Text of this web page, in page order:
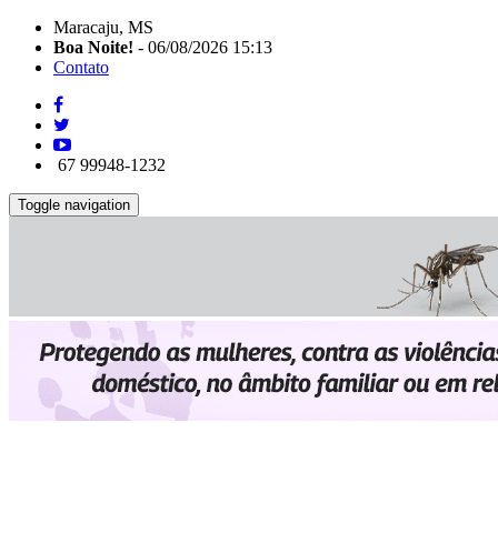
Maracaju, MS
Boa Noite! - 06/08/2026 15:13
Contato
67 99948-1232
Toggle navigation